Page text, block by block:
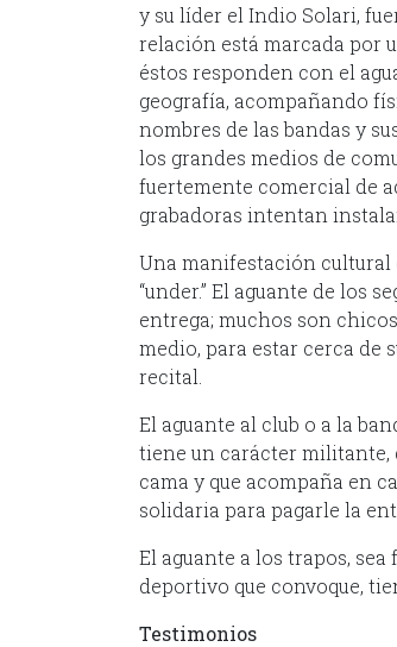
y su líder el Indio Solari,
relación está marcada por
éstos responden con el
geografía, acompañando
nombres de las bandas y
los grandes medios de
fuertemente comercial de
grabadoras intentan
Una manifestación
“under.” El aguante de los
entrega; muchos son
medio, para estar cerca de
recital.
El aguante al club o a la
tiene un carácter militante,
cama y que acompaña en
solidaria para pagarle la
El aguante a los trapos,
deportivo que convoque,
Testimonios